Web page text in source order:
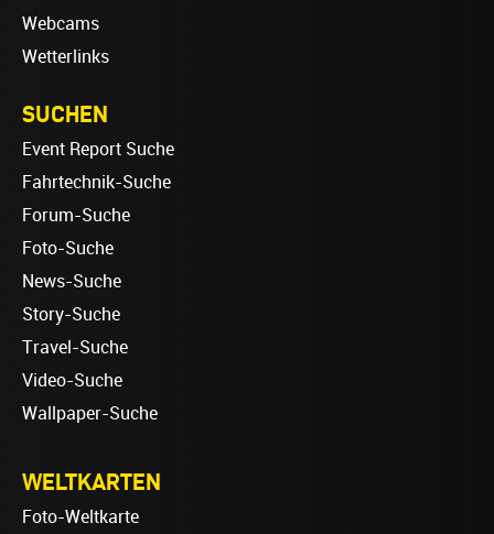
Webcams
Wetterlinks
SUCHEN
Event Report Suche
Fahrtechnik-Suche
Forum-Suche
Foto-Suche
News-Suche
Story-Suche
Travel-Suche
Video-Suche
Wallpaper-Suche
WELTKARTEN
Foto-Weltkarte